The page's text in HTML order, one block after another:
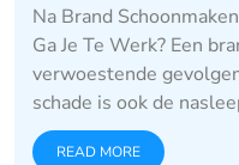
Na Brand
Ga Je Te Werk? Een
verwoestende
schade is ook de
READ MORE